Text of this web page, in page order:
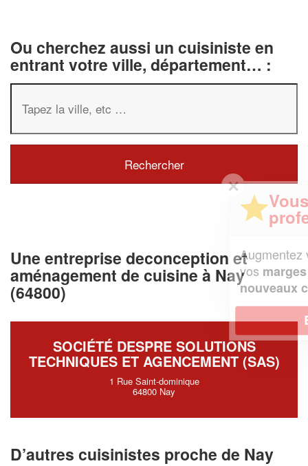
Ou cherchez aussi un cuisiniste en
entrant votre ville, département… :
Une entreprise deconception et
aménagement de cuisine à Nay
(64800)
SOCIÉTÉ DESPRE SOLUTIONS
TECHNIQUES ET AGENCEMENT (SAS)
1 Rue Saint-dominique
64800 Nay
D’autres cuisinistes proche de Nay
✕
Augmentez votrechiffre d'affaireset
vosmargestout en gagnant de
nouveaux clients!
En savoir plus